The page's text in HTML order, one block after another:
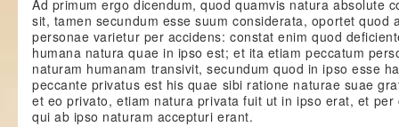
Ad primum ergo dicendum, quod quamvis natura absolute
sit, tamen secundum esse suum considerata, oportet quod
personae varietur per accidens: constat enim quod
humana natura quae in ipso est; et ita etiam peccatum
naturam humanam transivit, secundum quod in ipso esse
peccante privatus est his quae sibi ratione naturae suae
et eo privato, etiam natura privata fuit ut in ipso erat, et per
qui ab ipso naturam accepturi erant.